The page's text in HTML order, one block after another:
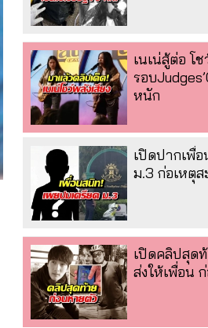
เนเน่สู้ต่อ โช
รอบ
หนัก
เปิดปากเพื่
ม.3 ก่อเหตุ
เปิดคลิปสุด
ส่งให้เพื่อน